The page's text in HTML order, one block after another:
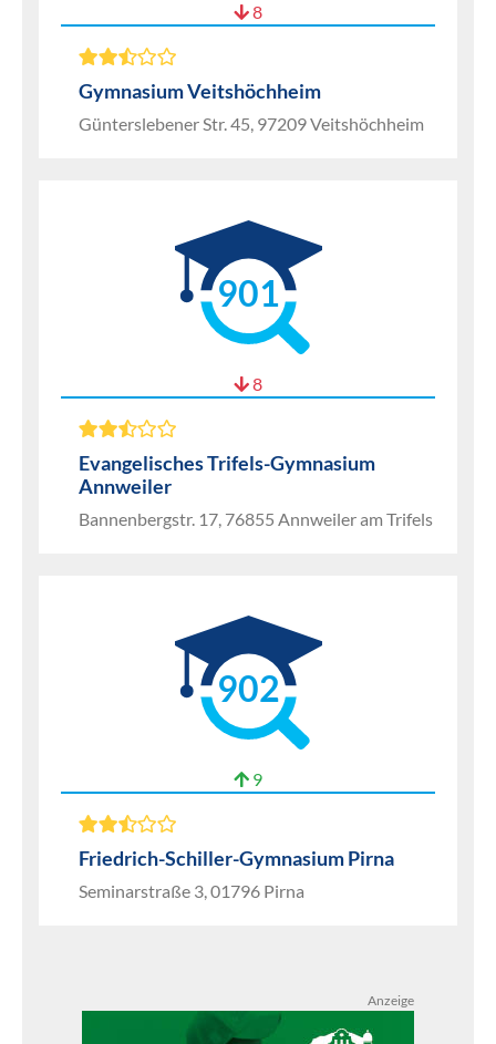
8
Gymnasium Veitshöchheim
Günterslebener Str. 45, 97209 Veitshöchheim
901
8
Evangelisches Trifels-Gymnasium
Annweiler
Bannenbergstr. 17, 76855 Annweiler am Trifels
902
9
Friedrich-Schiller-Gymnasium Pirna
Seminarstraße 3, 01796 Pirna
Anzeige